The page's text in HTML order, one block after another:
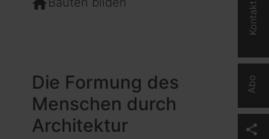
Kontakt
Abo
share
Die Formung des
Menschen durch
Architektur